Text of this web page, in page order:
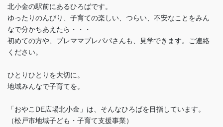
北小金の駅前にあるひろばです。
ゆったりのんびり、子育ての楽しい、つらい、不安なことをみん
なで分かちあえたら・・・
初めての方や、プレママプレパパさんも、見学できます。ご連絡
ください。
ひとりひとりを大切に。
地域みんなで子育てを。
「おやこDE広場北小金」は、そんなひろばを目指しています。
（松戸市地域子ども・子育て支援事業）